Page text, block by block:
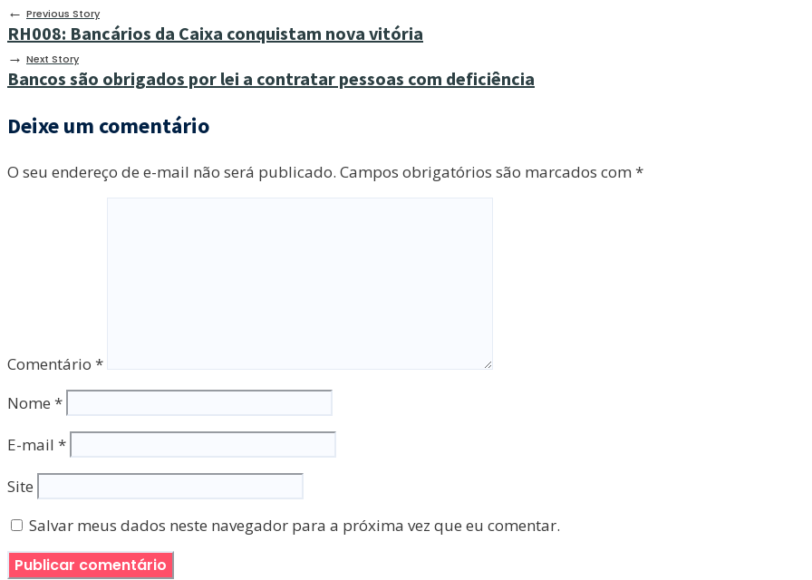
← Previous Story
RH008: Bancários da Caixa conquistam nova vitória
→ Next Story
Bancos são obrigados por lei a contratar pessoas com deficiência
Deixe um comentário
O seu endereço de e-mail não será publicado. Campos obrigatórios são marcados com *
Comentário *
Nome *
E-mail *
Site
Salvar meus dados neste navegador para a próxima vez que eu comentar.